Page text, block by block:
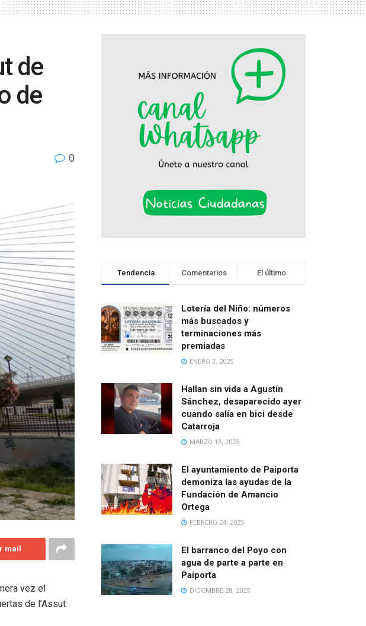
de
de
0
mail
vez el
de l’Assut
Tendencia Comentarios El último
Lotería del Niño: números
más buscados y
terminaciones más
premiadas
ENERO 2, 2025
Hallan sin vida a Agustín
Sánchez, desaparecido ayer
cuando salía en bici desde
Catarroja
MARZO 13, 2025
El ayuntamiento de Paiporta
demoniza las ayudas de la
Fundación de Amancio
Ortega
FEBRERO 24, 2025
El barranco del Poyo con
agua de parte a parte en
Paiporta
DICIEMBRE 28, 2025